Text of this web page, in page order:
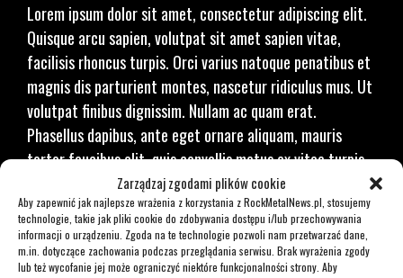
Zarządzaj zgodami plików cookie
Aby zapewnić jak najlepsze wrażenia z korzystania z RockMetalNews.pl, stosujemy
technologie, takie jak pliki cookie do zdobywania dostępu i/lub przechowywania
informacji o urządzeniu. Zgoda na te technologie pozwoli nam przetwarzać dane,
m.in. dotyczące zachowania podczas przeglądania serwisu. Brak wyrażenia zgody
lub też wycofanie jej może ograniczyć niektóre funkcjonalności strony. Aby
Lorem ipsum dolor sit amet, consectetur adipiscing elit.
Quisque arcu sapien, volutpat sit amet sapien vitae,
facilisis rhoncus turpis. Orci varius natoque penatibus et
magnis dis parturient montes, nascetur ridiculus mus. Ut
volutpat finibus dignissim. Nullam ac quam erat.
Phasellus dapibus, ante eget ornare aliquam, mauris
tortor faucibus elit, quis convallis metus ex vitae turpis.
Sed interdum, nibh vel volutpat tempus, odio est pretium
ante, sit amet dapibus neque lacus condimentum libero.
Kontakt z Piotrem